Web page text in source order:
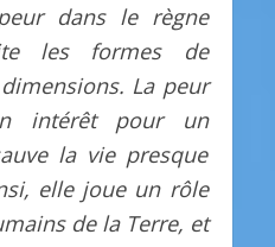
dans le règne
les formes de
La peur
intérêt pour un
la vie presque
elle joue un rôle
de la Terre, et